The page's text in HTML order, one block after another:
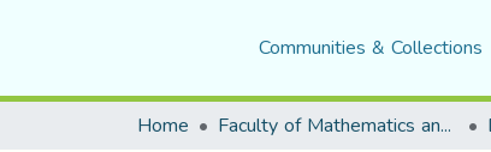
Communities & Collections
Home Faculty of Mathematics and Computer Science